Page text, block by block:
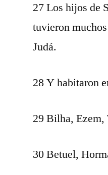
27 Los hijos de
tuvieron
Judá.
28 Y habitaron
29 Bilha, Ezem,
30 Betuel,